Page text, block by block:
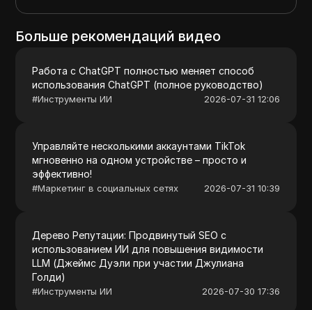
Больше рекомендаций видео
Работа с ChatGPT полностью меняет способ
использования ChatGPT (полное руководство)
#Инструменты ИИ 2026-07-31 12:06
Управляйте несколькими аккаунтами TikTok
мгновенно на одном устройстве – просто и
эффективно!
#Маркетинг в социальных сетях 2026-07-31 10:39
Дерево Репутации: Продвинутый SEO с
использованием ИИ для повышения видимости
LLM (Джеймс Дуэли при участии Джулиана
Голди)
#Инструменты ИИ 2026-07-30 17:36